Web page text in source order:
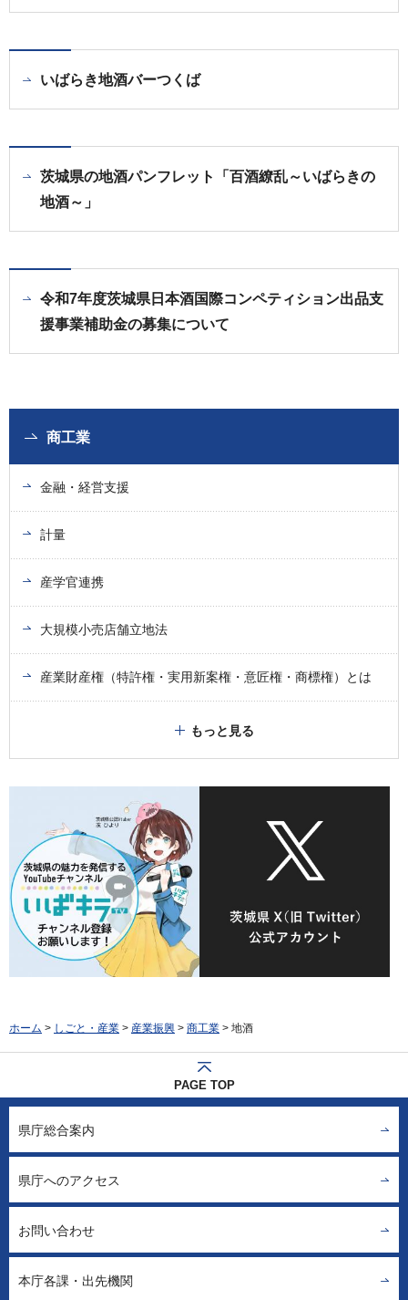
いばらき地酒バーつくば
茨城県の地酒パンフレット「百酒繚乱～いばらきの
地酒～」
令和7年度茨城県日本酒国際コンペティション出品支
援事業補助金の募集について
商工業
金融・経営支援
計量
産学官連携
大規模小売店舗立地法
産業財産権（特許権・実用新案権・意匠権・商標権）とは
もっと見る
ホーム > しごと・産業 > 産業振興 > 商工業 > 地酒
PAGE TOP
県庁総合案内
県庁へのアクセス
お問い合わせ
本庁各課・出先機関